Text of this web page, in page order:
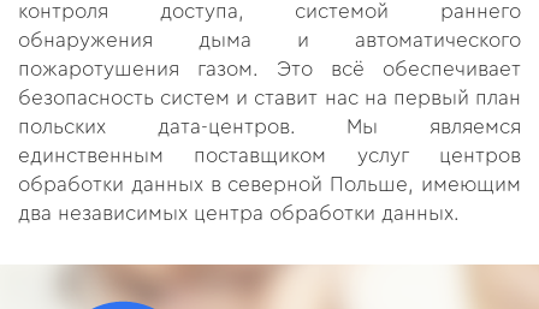
контроля доступа, системой раннего
обнаружения дыма и автоматического
пожаротушения газом. Это всё обеспечивает
безопасность систем и ставит нас на первый план
польских дата-центров. Мы являемся
единственным поставщиком услуг центров
обработки данных в северной Польше, имеющим
два независимых центра обработки данных.